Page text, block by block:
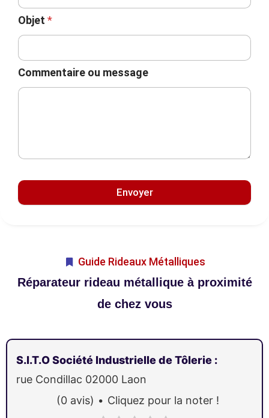
Objet *
Commentaire ou message
Envoyer
Guide Rideaux Métalliques
Réparateur rideau métallique à proximité
de chez vous
S.I.T.O Société Industrielle de Tôlerie :
rue Condillac 02000 Laon
(0 avis) Cliquez pour la noter !